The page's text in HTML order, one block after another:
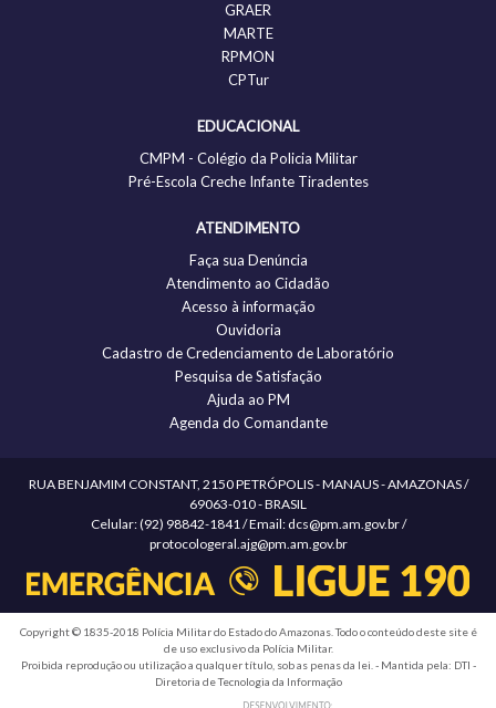
GRAER
MARTE
RPMON
CPTur
EDUCACIONAL
CMPM - Colégio da Policia Militar
Pré-Escola Creche Infante Tiradentes
ATENDIMENTO
Faça sua Denúncia
Atendimento ao Cidadão
Acesso à informação
Ouvidoria
Cadastro de Credenciamento de Laboratório
Pesquisa de Satisfação
Ajuda ao PM
Agenda do Comandante
RUA BENJAMIM CONSTANT, 2150 PETRÓPOLIS - MANAUS - AMAZONAS /
69063-010 - BRASIL
Celular: (92) 98842-1841 / Email: dcs@pm.am.gov.br /
protocologeral.ajg@pm.am.gov.br
Copyright © 1835-2018 Polícia Militar do Estado do Amazonas. Todo o conteúdo deste site é
de uso exclusivo da Polícia Militar.
Proibida reprodução ou utilização a qualquer título, sob as penas da lei. - Mantida pela: DTI -
Diretoria de Tecnologia da Informação